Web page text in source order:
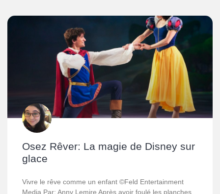
Osez Rêver: La magie de Disney sur
glace
Vivre le rêve comme un enfant ©Feld Entertainment
Media Par: Anny Lemire Après avoir foulé les planches